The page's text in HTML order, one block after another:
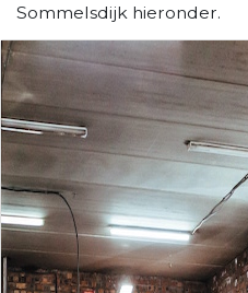
Sommelsdijk hieronder.